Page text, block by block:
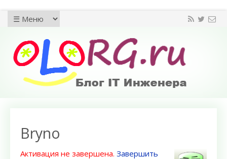
Bryno
Активация не завершена. Завершить